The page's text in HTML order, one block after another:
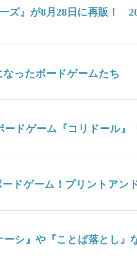
ーズ』が8月28日に再販！
ったボードゲームたち
ドゲーム『コリドール』
ドゲーム！プリントアン
シ』や『ことば落とし』